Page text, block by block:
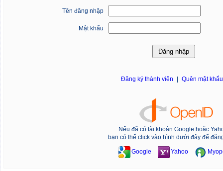
Tên đăng nhập
Mật khẩu
Đăng ký thành viên Quên mật
Nếu đã có tài khoản Google hoặc
bạn có thể click vào hình dưới đây để
Google Yahoo